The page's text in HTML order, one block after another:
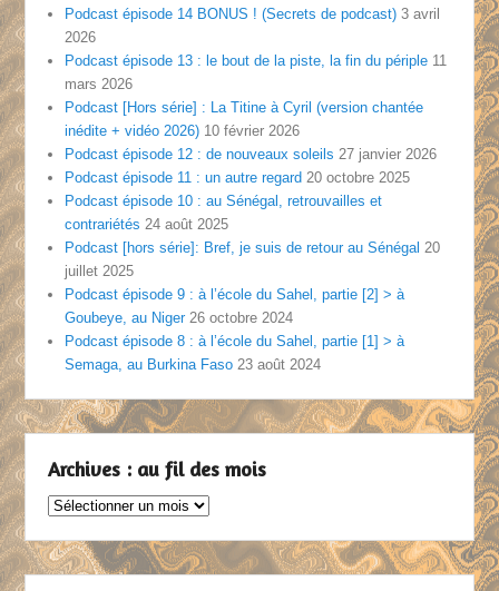
Podcast épisode 14 BONUS ! (Secrets de podcast) 3 avril
2026
Podcast épisode 13 : le bout de la piste, la fin du périple 11
mars 2026
Podcast [Hors série] : La Titine à Cyril (version chantée
inédite + vidéo 2026) 10 février 2026
Podcast épisode 12 : de nouveaux soleils 27 janvier 2026
Podcast épisode 11 : un autre regard 20 octobre 2025
Podcast épisode 10 : au Sénégal, retrouvailles et
contrariétés 24 août 2025
Podcast [hors série]: Bref, je suis de retour au Sénégal 20
juillet 2025
Podcast épisode 9 : à l’école du Sahel, partie [2] > à
Goubeye, au Niger 26 octobre 2024
Podcast épisode 8 : à l’école du Sahel, partie [1] > à
Semaga, au Burkina Faso 23 août 2024
Archives : au fil des mois
Archives
au
fil